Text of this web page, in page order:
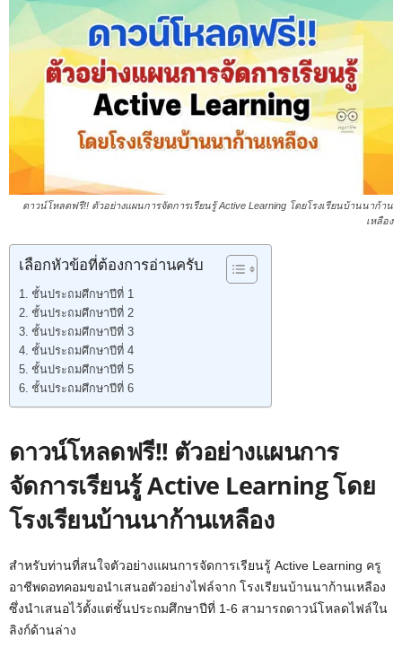
ดาวน์โหลดฟรี!! ตัวอย่างแผนการจัดการเรียนรู้ Active Learning โดยโรงเรียนบ้านนาก้าน
เหลือง
เลือกหัวข้อที่ต้องการอ่านครับ
ชั้นประถมศึกษาปีที่ 1
ชั้นประถมศึกษาปีที่ 2
ชั้นประถมศึกษาปีที่ 3
ชั้นประถมศึกษาปีที่ 4
ชั้นประถมศึกษาปีที่ 5
ชั้นประถมศึกษาปีที่ 6
ดาวน์โหลดฟรี!! ตัวอย่างแผนการ
จัดการเรียนรู้ Active Learning โดย
โรงเรียนบ้านนาก้านเหลือง
สำหรับท่านที่สนใจตัวอย่างแผนการจัดการเรียนรู้ Active Learning ครู
อาชีพดอทคอมขอนำเสนอตัวอย่างไฟล์จาก โรงเรียนบ้านนาก้านเหลือง
ซึ่งนำเสนอไว้ตั้งแต่ชั้นประถมศึกษาปีที่ 1-6 สามารถดาวน์โหลดไฟล์ใน
ลิงก์ด้านล่าง